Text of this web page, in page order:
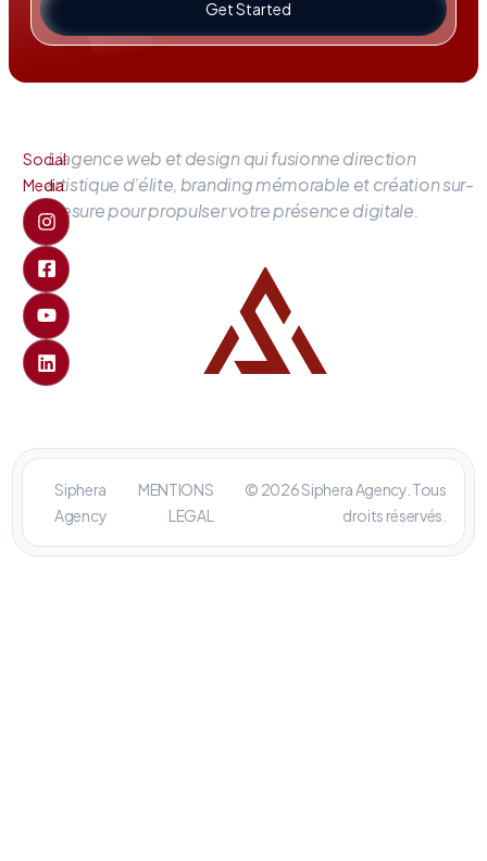
Get Started
L’agence web et design qui fusionne direction
artistique d’élite, branding mémorable et création sur-
mesure pour propulser votre présence digitale.
Social
Media
Siphera
Agency
MENTIONS
LEGAL
© 2026 Siphera Agency. Tous
droits réservés.